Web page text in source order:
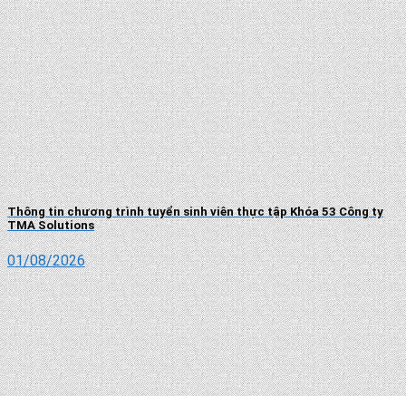
Thông tin chương trình tuyển sinh viên thực tập Khóa 53 Công ty
TMA Solutions
01/08/2026